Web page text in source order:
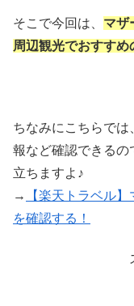
そこで今回は、 マザ
周辺観光でおすすめ
ちなみにこちらで
報など確認できるの
立ちますよ♪
→
【楽天トラベル
を確認する！